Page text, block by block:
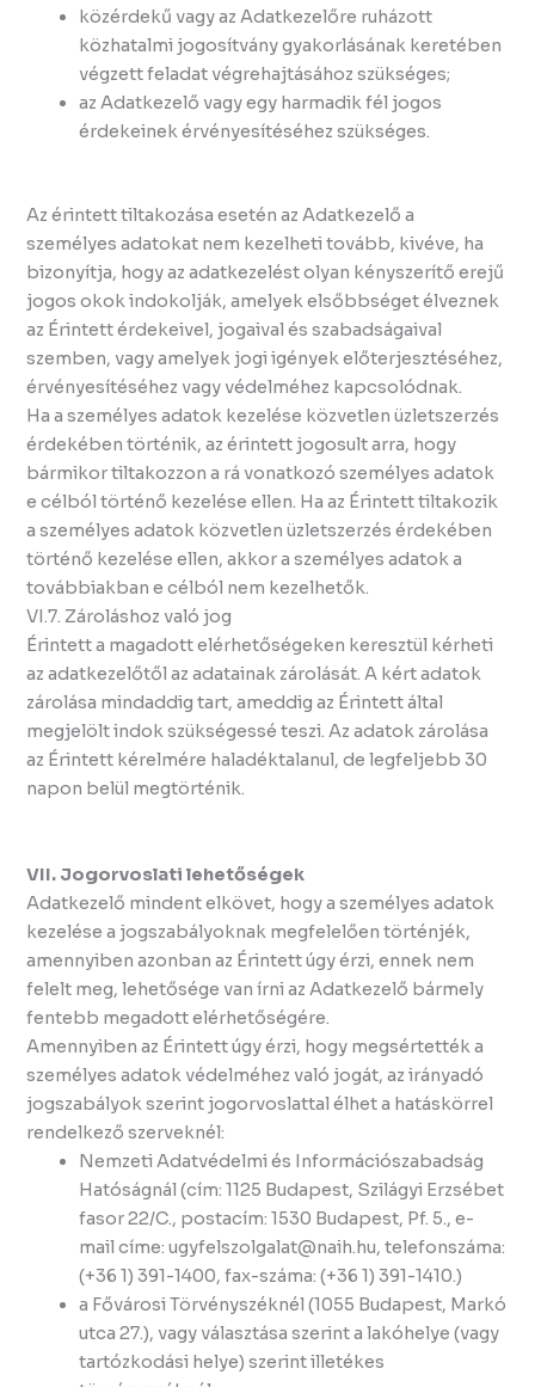
közérdekű vagy az Adatkezelőre ruházott
közhatalmi jogosítvány gyakorlásának keretében
végzett feladat végrehajtásához szükséges;
az Adatkezelő vagy egy harmadik fél jogos
érdekeinek érvényesítéséhez szükséges.
Az érintett tiltakozása esetén az Adatkezelő a
személyes adatokat nem kezelheti tovább, kivéve, ha
bizonyítja, hogy az adatkezelést olyan kényszerítő erejű
jogos okok indokolják, amelyek elsőbbséget élveznek
az Érintett érdekeivel, jogaival és szabadságaival
szemben, vagy amelyek jogi igények előterjesztéséhez,
érvényesítéséhez vagy védelméhez kapcsolódnak.
Ha a személyes adatok kezelése közvetlen üzletszerzés
érdekében történik, az érintett jogosult arra, hogy
bármikor tiltakozzon a rá vonatkozó személyes adatok
e célból történő kezelése ellen. Ha az Érintett tiltakozik
a személyes adatok közvetlen üzletszerzés érdekében
történő kezelése ellen, akkor a személyes adatok a
továbbiakban e célból nem kezelhetők.
VI.7. Zároláshoz való jog
Érintett a magadott elérhetőségeken keresztül kérheti
az adatkezelőtől az adatainak zárolását. A kért adatok
zárolása mindaddig tart, ameddig az Érintett által
megjelölt indok szükségessé teszi. Az adatok zárolása
az Érintett kérelmére haladéktalanul, de legfeljebb 30
napon belül megtörténik.
VII. Jogorvoslati lehetőségek
Adatkezelő mindent elkövet, hogy a személyes adatok
kezelése a jogszabályoknak megfelelően történjék,
amennyiben azonban az Érintett úgy érzi, ennek nem
felelt meg, lehetősége van írni az Adatkezelő bármely
fentebb megadott elérhetőségére.
Amennyiben az Érintett úgy érzi, hogy megsértették a
személyes adatok védelméhez való jogát, az irányadó
jogszabályok szerint jogorvoslattal élhet a hatáskörrel
rendelkező szerveknél:
Nemzeti Adatvédelmi és Információszabadság
Hatóságnál (cím: 1125 Budapest, Szilágyi Erzsébet
fasor 22/C., postacím: 1530 Budapest, Pf. 5., e-
mail címe: ugyfelszolgalat@naih.hu, telefonszáma:
(+36 1) 391-1400, fax-száma: (+36 1) 391-1410.)
a Fővárosi Törvényszéknél (1055 Budapest, Markó
utca 27.), vagy választása szerint a lakóhelye (vagy
tartózkodási helye) szerint illetékes